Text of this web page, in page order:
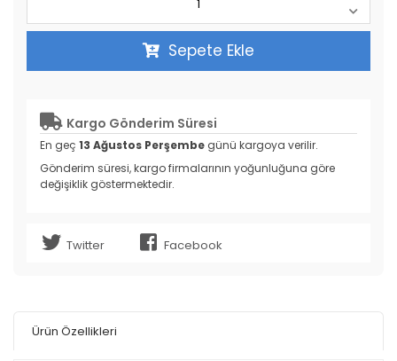
Sepete Ekle
Kargo Gönderim Süresi
En geç 13 Ağustos Perşembe günü kargoya verilir.
Gönderim süresi, kargo firmalarının yoğunluğuna göre
değişiklik göstermektedir.
Twitter Facebook
Ürün Özellikleri